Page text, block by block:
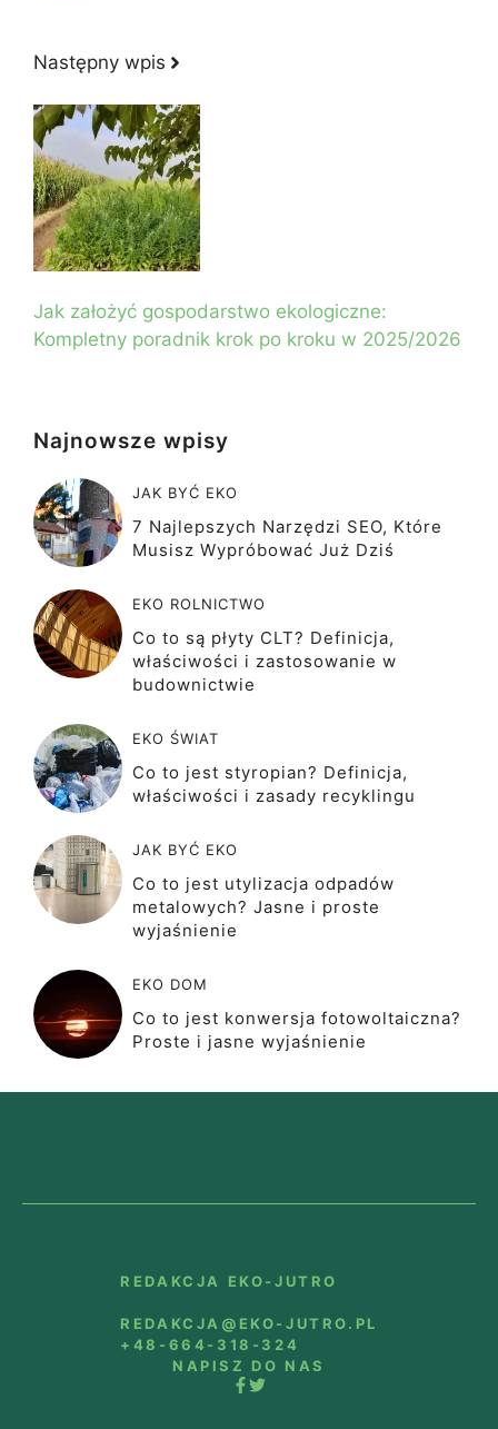
Następny wpis
Jak założyć gospodarstwo ekologiczne:
Kompletny poradnik krok po kroku w 2025/2026
Najnowsze wpisy
JAK BYĆ EKO
7 Najlepszych Narzędzi SEO, Które
Musisz Wypróbować Już Dziś
EKO ROLNICTWO
Co to są płyty CLT? Definicja,
właściwości i zastosowanie w
budownictwie
EKO ŚWIAT
Co to jest styropian? Definicja,
właściwości i zasady recyklingu
JAK BYĆ EKO
Co to jest utylizacja odpadów
metalowych? Jasne i proste
wyjaśnienie
EKO DOM
Co to jest konwersja fotowoltaiczna?
Proste i jasne wyjaśnienie
REDAKCJA EKO-JUTRO
REDAKCJA@EKO-JUTRO.PL
+48-664-318-324
NAPISZ DO NAS